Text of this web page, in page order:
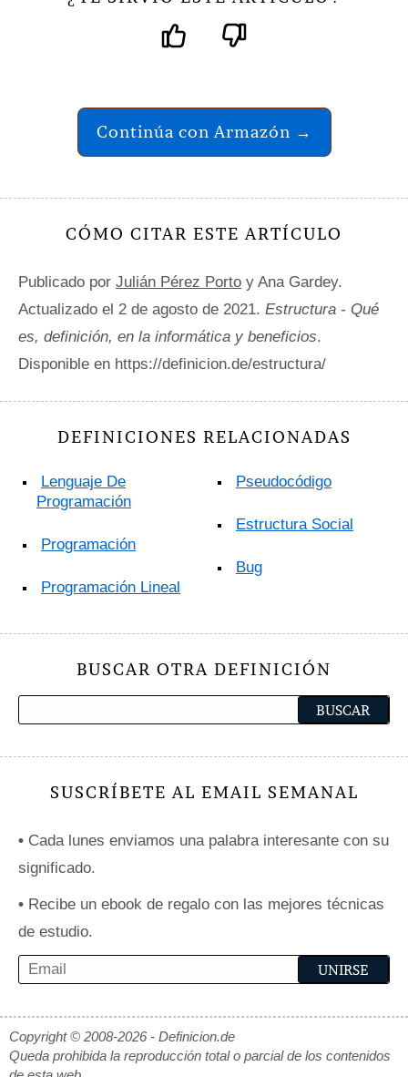
Continúa con Armazón →
CÓMO CITAR ESTE ARTÍCULO
Publicado por Julián Pérez Porto y Ana Gardey.
Actualizado el 2 de agosto de 2021. Estructura - Qué
es, definición, en la informática y beneficios.
Disponible en https://definicion.de/estructura/
DEFINICIONES RELACIONADAS
Lenguaje De
Programación
Programación
Programación Lineal
Pseudocódigo
Estructura Social
Bug
BUSCAR OTRA DEFINICIÓN
SUSCRÍBETE AL EMAIL SEMANAL
• Cada lunes enviamos una palabra interesante con su
significado.
• Recibe un ebook de regalo con las mejores técnicas
de estudio.
Copyright © 2008-2026 - Definicion.de
Queda prohibida la reproducción total o parcial de los contenidos